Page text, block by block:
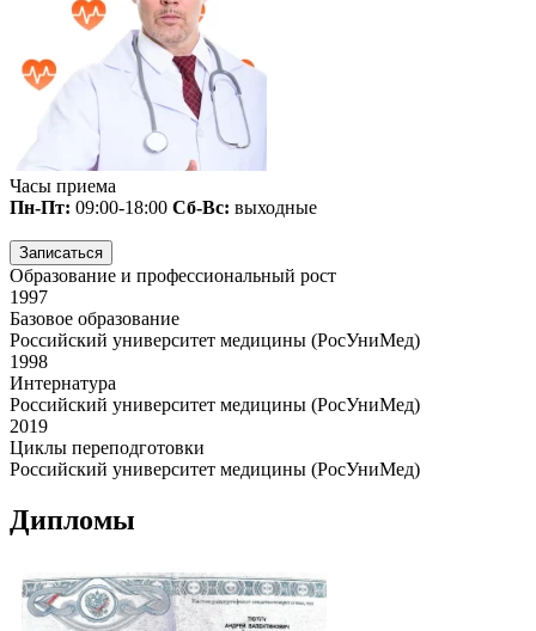
Часы приема
Пн-Пт: 09:00-18:00 Сб-Вс: выходные
Записаться
Образование и профессиональный рост
1997
Базовое образование
Российский университет медицины (РосУниМед)
1998
Интернатура
Российский университет медицины (РосУниМед)
2019
Циклы переподготовки
Российский университет медицины (РосУниМед)
Дипломы